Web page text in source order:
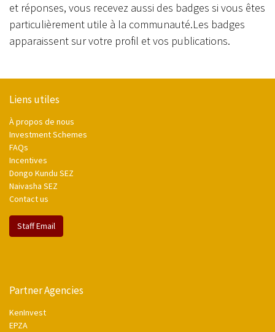
et réponses, vous recevez aussi des badges si vous êtes
particulièrement utile à la communauté.Les badges
apparaissent sur votre profil et vos publications.
Liens utiles
À propos de nous
Investment Schemes
FAQs
Incentives
Dongo Kundu SEZ
Naivasha SEZ
Contact us
Staff Email
Partner Agencies
KenInvest
EPZA